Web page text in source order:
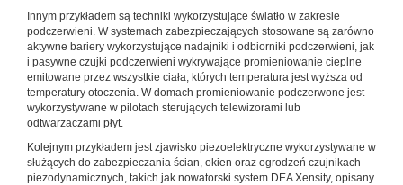
Innym przykładem są techniki wykorzystujące światło w zakresie
podczerwieni. W systemach zabezpieczających stosowane są zarówno
aktywne bariery wykorzystujące nadajniki i odbiorniki podczerwieni, jak
i pasywne czujki podczerwieni wykrywające promieniowanie cieplne
emitowane przez wszystkie ciała, których temperatura jest wyższa od
temperatury otoczenia. W domach promieniowanie podczerwone jest
wykorzystywane w pilotach sterujących telewizorami lub
odtwarzaczami płyt.
Kolejnym przykładem jest zjawisko piezoelektryczne wykorzystywane w
służących do zabezpieczania ścian, okien oraz ogrodzeń czujnikach
piezodynamicznych, takich jak nowatorski system DEA Xensity, opisany